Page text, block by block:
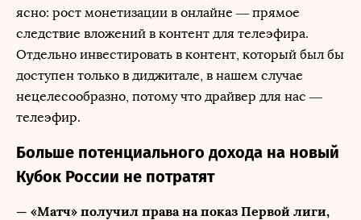
ясно: рост монетизации в онлайне — прямое
следствие вложений в контент для телеэфира.
Отдельно инвестировать в контент, который был бы
доступен только в диджитале, в нашем случае
нецелесообразно, потому что драйвер для нас —
телеэфир.
Больше потенциального дохода на новый
Кубок России не потратят
— «Матч» получил права на показ Первой лиги,